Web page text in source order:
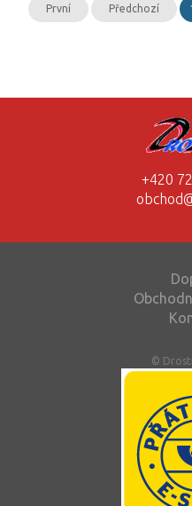
První Předchozí
+420
©